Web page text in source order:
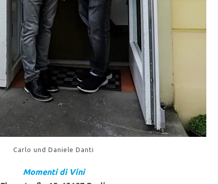
Carlo und Daniele Danti
Momenti di Vini